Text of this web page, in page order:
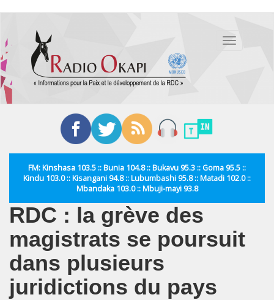
contenu
principal
Toggle
FM: Kinshasa 103.5 :: Bunia 104.8 :: Bukavu 95.3 :: Goma 95.5 ::
Kindu 103.0 :: Kisangani 94.8 :: Lubumbashi 95.8 :: Matadi 102.0 ::
Mbandaka 103.0 :: Mbuji-mayi 93.8
RDC : la grève des
magistrats se poursuit
dans plusieurs
juridictions du pays